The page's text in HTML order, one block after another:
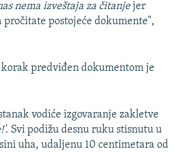
nema izveštaja za čitanjejer
pročitate postojeće dokumente",
predviđen dokumentom je
vodiće izgovaranje zakletve
. Svi podižu desnu ruku stisnutu u
uha, udaljenu 10 centimetara od